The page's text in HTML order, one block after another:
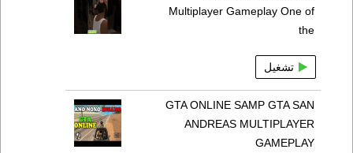
Multiplayer Gameplay One of
the
تشغيل
GTA ONLINE SAMP GTA SAN
ANDREAS MULTIPLAYER
GAMEPLAY